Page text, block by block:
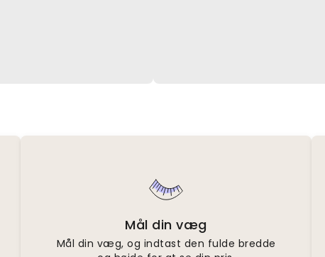
Mål din væg
Mål din væg, og indtast den fulde bredde